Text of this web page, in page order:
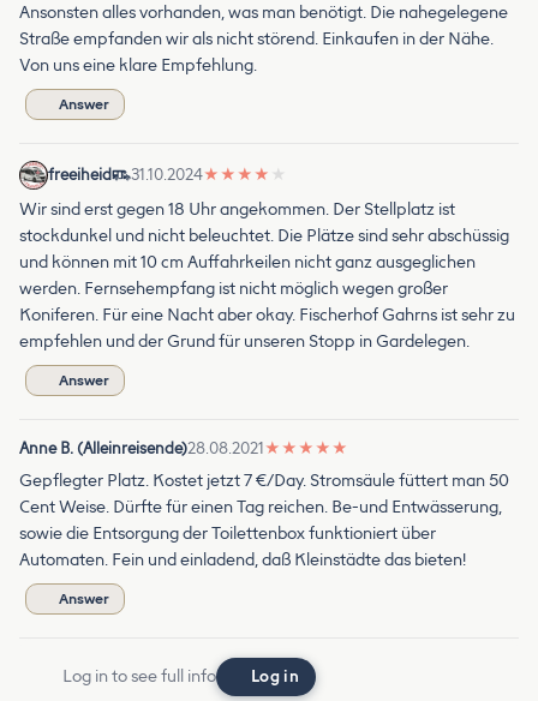
Ansonsten alles vorhanden, was man benötigt. Die nahegelegene
Straße empfanden wir als nicht störend. Einkaufen in der Nähe.
Von uns eine klare Empfehlung.
Answer
freeiheid 31.10.2024★ ★ ★ ★ ★
Wir sind erst gegen 18 Uhr angekommen. Der Stellplatz ist
stockdunkel und nicht beleuchtet. Die Plätze sind sehr abschüssig
und können mit 10 cm Auffahrkeilen nicht ganz ausgeglichen
werden. Fernsehempfang ist nicht möglich wegen großer
Koniferen. Für eine Nacht aber okay. Fischerhof Gahrns ist sehr zu
empfehlen und der Grund für unseren Stopp in Gardelegen.
Answer
Anne B. (Alleinreisende)28.08.2021★ ★ ★ ★ ★
Gepflegter Platz. Kostet jetzt 7 €/Day. Stromsäule füttert man 50
Cent Weise. Dürfte für einen Tag reichen. Be-und Entwässerung,
sowie die Entsorgung der Toilettenbox funktioniert über
Automaten. Fein und einladend, daß Kleinstädte das bieten!
Answer
Log in to see full info Log in